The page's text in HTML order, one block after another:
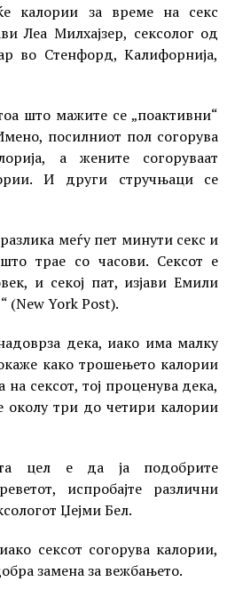
калории за време на секс
Леа Милхајзер, сексолог од
во Стенфорд, Калифорнија,
што мажите се „поактивни“
посилниот пол согорува
а жените согоруваат
И други стручњаци се
меѓу пет минути секс и
трае со часови. Сексот е
и секој пат, изјави Емили
(New York Post).
дека, иако има малку
како трошењето калории
на сексот, тој проценува дека,
околу три до четири калории
цел е да ја подобрите
испробајте различни
Џејми Бел.
сексот согорува калории,
замена за вежбањето.